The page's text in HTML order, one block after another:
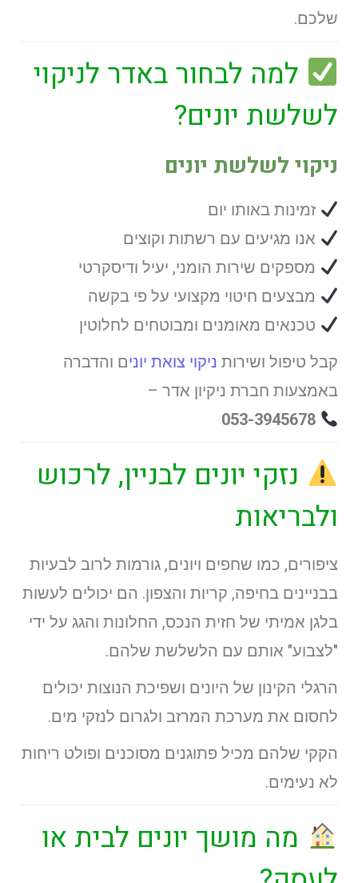
שלכם.
למה לבחור באדר לניקוי
לשלשת יונים?
ניקוי לשלשת יונים
זמינות באותו יום
אנו מגיעים עם רשתות וקוצים
מספקים שירות הומני, יעיל ודיסקרטי
מבצעים חיטוי מקצועי על פי בקשה
טכנאים מאומנים ומבוטחים לחלוטין
קבל טיפול ושירות ניקוי צואת יונים והדברה
באמצעות חברת ניקיון אדר –
053-3945678
נזקי יונים לבניין, לרכוש
ולבריאות
ציפורים, כמו שחפים ויונים, גורמות לרוב לבעיות
בבניינים בחיפה, קריות והצפון. הם יכולים לעשות
בלגן אמיתי של חזית הנכס, החלונות והגג על ידי
"לצבוע" אותם עם הלשלשת שלהם.
הרגלי הקינון של היונים ושפיכת הנוצות יכולים
לחסום את מערכת המרזב ולגרום לנזקי מים.
הקקי שלהם מכיל פתוגנים מסוכנים ופולט ריחות
לא נעימים.
מה מושך יונים לבית או